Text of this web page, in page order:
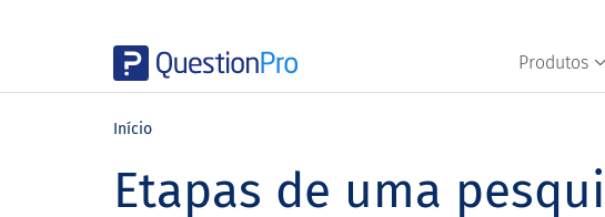
Produtos
Início
Etapas de uma